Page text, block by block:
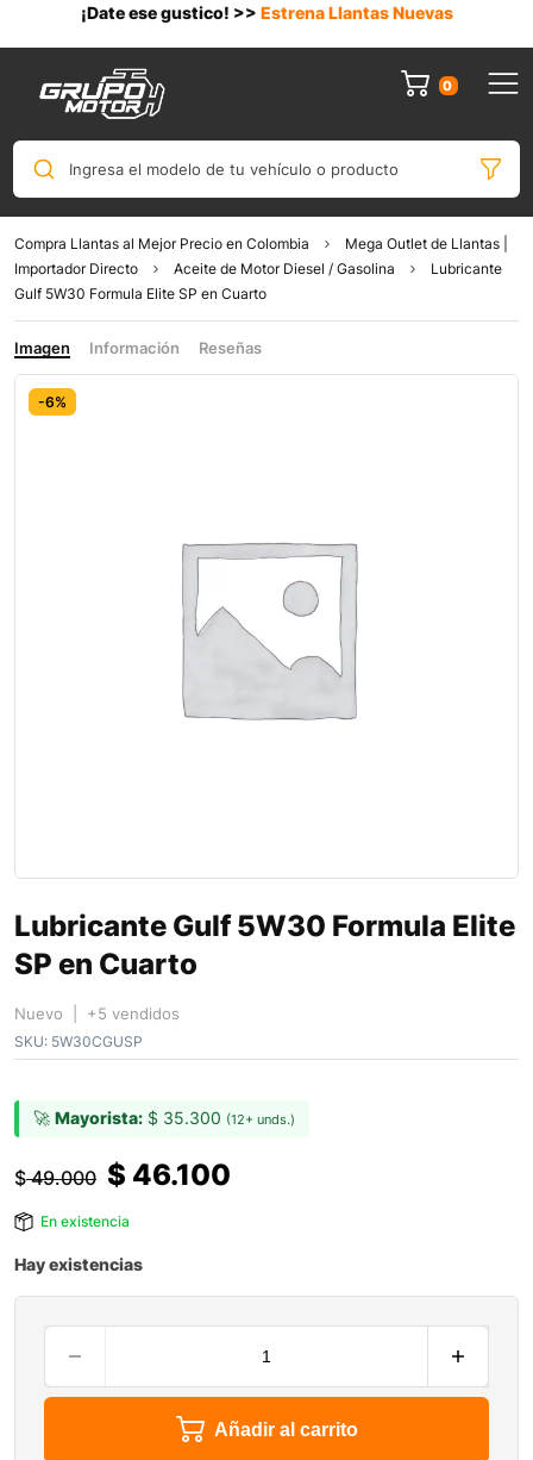
¡Date ese gustico! >> Estrena Llantas Nuevas
0
Ingresa el modelo de tu vehículo o producto
Compra Llantas al Mejor Precio en Colombia
Mega Outlet de Llantas |
Importador Directo
Aceite de Motor Diesel / Gasolina
Lubricante
Gulf 5W30 Formula Elite SP en Cuarto
Imagen Información Reseñas
-6%
Lubricante Gulf 5W30 Formula Elite
SP en Cuarto
Nuevo | +5 vendidos
SKU: 5W30CGUSP
🚀 Mayorista: $ 35.300 (12+ unds.)
$49.000 $ 46.100
En existencia
Hay existencias
Añadir al carrito